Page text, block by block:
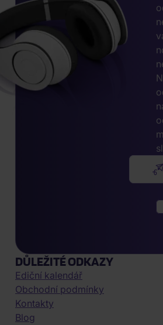
DŮLEŽITÉ ODKAZY
Ediční kalendář
Obchodní podmínky
Kontakty
Blog